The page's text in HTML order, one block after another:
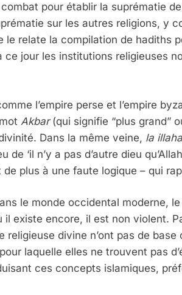
pour établir la suprématie
sur les autres religions, y
relate la compilation de hadiths
jour les institutions religieuses
l’empire perse et l’empire
Akbar(qui signifie “plus grand”
Dans la même veine, la
‘il n’y a pas d’autre dieu
plus à une faute logique – qui
le monde occidental moderne,
existe encore, il est non violent.
divine n’ont pas de
laquelle elles ne trouvent pas
ces concepts islamiques,